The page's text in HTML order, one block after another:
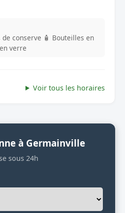
de conserve 🧴 Bouteilles en
verre
Voir tous les horaires
à Germainville
sous 24h